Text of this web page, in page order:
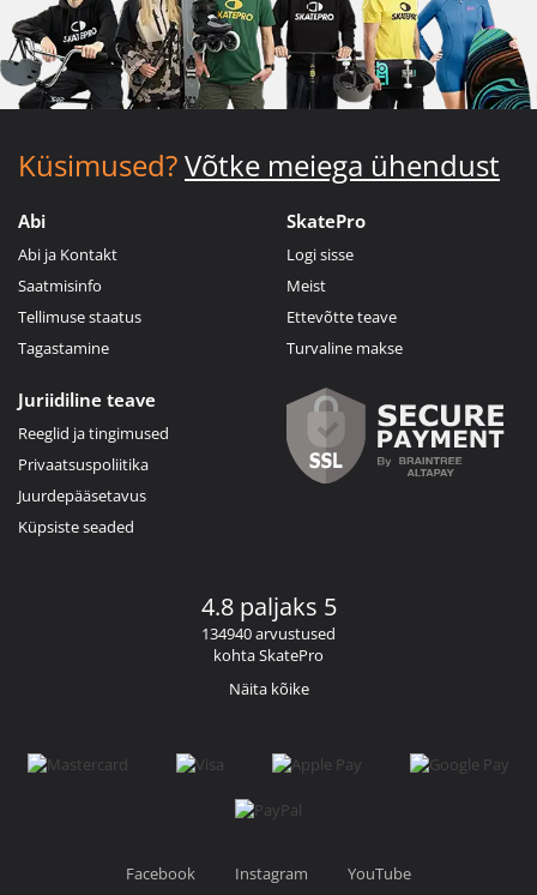
Küsimused?Võtke meiega ühendust
Abi
Abi ja Kontakt
Saatmisinfo
Tellimuse staatus
Tagastamine
SkatePro
Logi sisse
Meist
Ettevõtte teave
Turvaline makse
Juriidiline teave
Reeglid ja tingimused
Privaatsuspoliitika
Juurdepääsetavus
Küpsiste seaded
4.8 paljaks 5
134940 arvustused
kohta SkatePro
Näita kõike
Facebook Instagram YouTube